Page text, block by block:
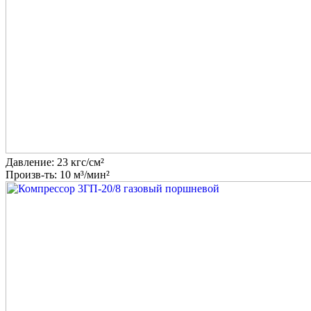
Давление: 23 кгс/см²
Произв-ть: 10 м³/мин²